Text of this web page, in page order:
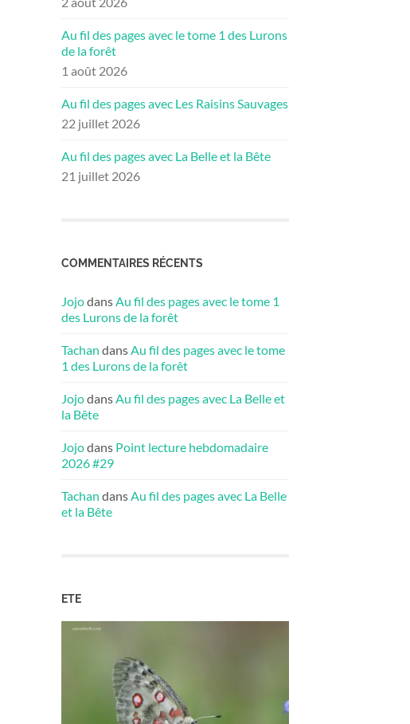
Au fil des pages avec le tome 1 des Lurons
de la forêt
1 août 2026
Au fil des pages avec Les Raisins Sauvages
22 juillet 2026
Au fil des pages avec La Belle et la Bête
21 juillet 2026
COMMENTAIRES RÉCENTS
JojodansAu fil des pages avec le tome 1
des Lurons de la forêt
Tachan dansAu fil des pages avec le tome
1 des Lurons de la forêt
JojodansAu fil des pages avec La Belle et
la Bête
Jojodans Point lecture hebdomadaire
2026 #29
Tachan dansAu fil des pages avec La Belle
et la Bête
ETE